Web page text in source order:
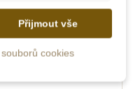
Přijmout vše
cookies